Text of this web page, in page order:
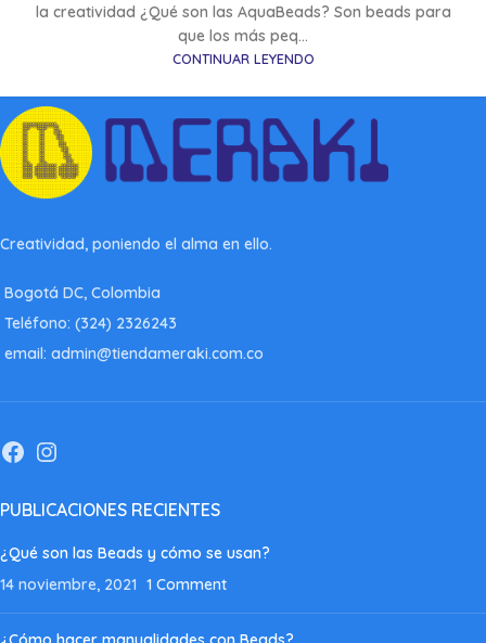
la creatividad ¿Qué son las AquaBeads? Son beads para
que los más peq...
CONTINUAR LEYENDO
Creatividad, poniendo el alma en ello.
Bogotá DC, Colombia
Teléfono: (324) 2326243
email: admin@tiendameraki.com.co
PUBLICACIONES RECIENTES
¿Qué son las Beads y cómo se usan?
14 noviembre, 2021 1 Comment